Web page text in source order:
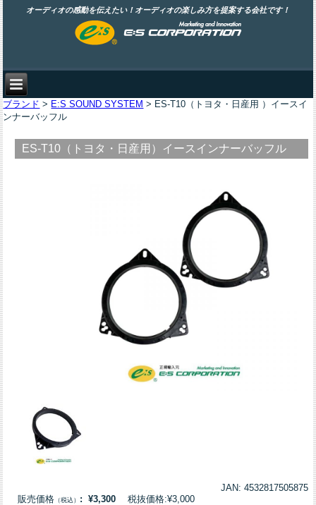
オーディオの感動を伝えたい！オーディオの楽しみ方を提案する会社です！
ブランド > E:S SOUND SYSTEM > ES-T10（トヨタ・日産用 ）イースイ
ンナーバッフル
ES-T10（トヨタ・日産用）イースインナーバッフル
JAN: 4532817505875
販売価格 （税込） : ¥3,300 税抜価格:¥3,000